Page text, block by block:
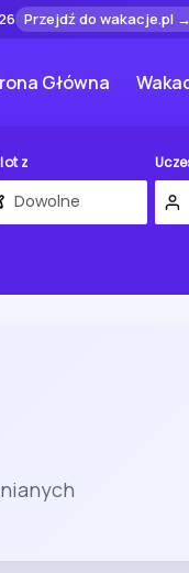
Przejdź do wakacje.pl
Główna
z